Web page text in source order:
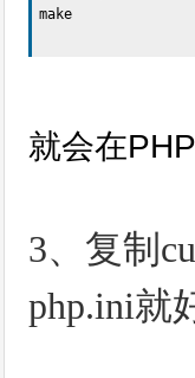
make
就会在
3、复制
php.ini就